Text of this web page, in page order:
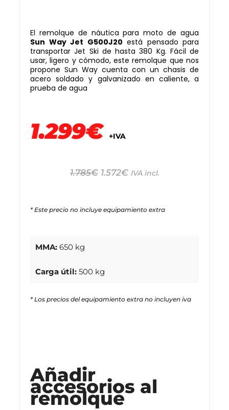
El remolque de náutica para moto de agua
Sun Way Jet G500J20 está pensado para
transportar Jet Ski de hasta 380 Kg. Fácil de
usar, ligero y cómodo, este remolque que nos
propone Sun Way cuenta con un chasis de
acero soldado y galvanizado en caliente, a
prueba de agua
1.299€ +IVA
1.785€ 1.572€ IVA incl.
* Este precio no incluye equipamiento extra
MMA: 650 kg
Carga útil: 500 kg
* Los precios del equipamiento extra no incluyen iva
Añadir
accesorios al
remolque